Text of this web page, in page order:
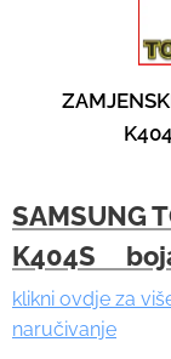
SAMSUNG
K404S
klikni ovdje za
naručivanje